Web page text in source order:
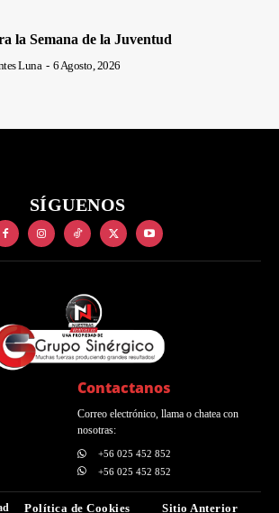
la Semana de la Juventud
Luna - 6 Agosto, 2026
SÍGUENOS
Contactanos
Correo electrónico, llama o chatea con
nosotras:
+56 025 452 852
+56 025 452 852
Política de Cookies Sitio Anterior